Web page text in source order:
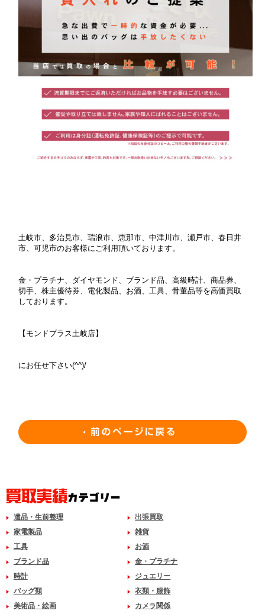
土岐市、多治見市、瑞浪市、恵那市、中津川市、瀬戸市、春日井
市、可児市のお客様にご利用頂いております。
金・プラチナ、ダイヤモンド、ブランド品、高級時計、商品券、
切手、株主優待券、電化製品、お酒、工具、骨董品等を高価買取
しております。
【モンドプラス土岐店】
にお任せ下さい(^^)/
遺品・生前整理
出張買取
家電製品
雑貨
工具
お酒
ブランド品
金・プラチナ
時計
ジュエリー
バッグ類
衣類・服飾
美術品・絵画
カメラ関係